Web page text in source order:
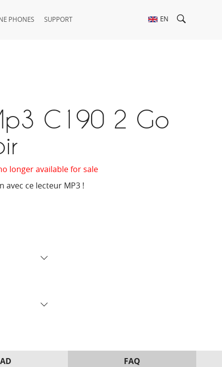
PHONES SUPPORT EN
C190 2 Go
longer available for sale
avec ce lecteur MP3 !
FAQ